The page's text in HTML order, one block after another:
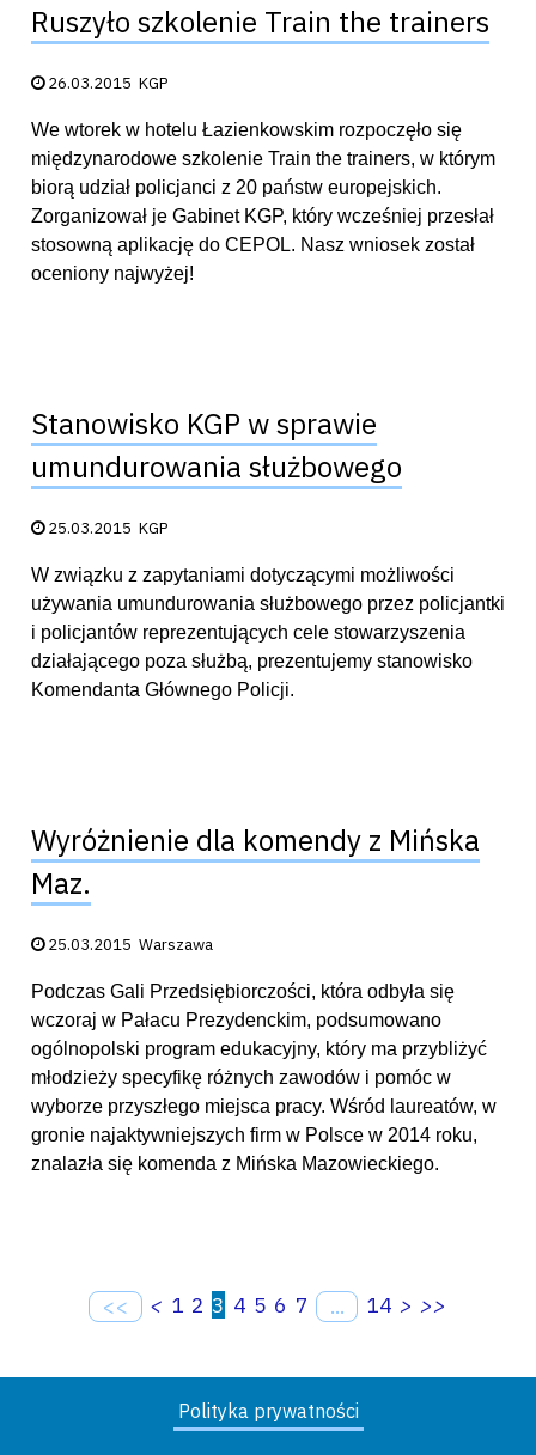
Ruszyło szkolenie Train the trainers
Data publikacji:
26.03.2015 KGP
We wtorek w hotelu Łazienkowskim rozpoczęło się
międzynarodowe szkolenie Train the trainers, w którym
biorą udział policjanci z 20 państw europejskich.
Zorganizował je Gabinet KGP, który wcześniej przesłał
stosowną aplikację do CEPOL. Nasz wniosek został
oceniony najwyżej!
Stanowisko KGP w sprawie
umundurowania służbowego
Data publikacji:
25.03.2015 KGP
W związku z zapytaniami dotyczącymi możliwości
używania umundurowania służbowego przez policjantki
i policjantów reprezentujących cele stowarzyszenia
działającego poza służbą, prezentujemy stanowisko
Komendanta Głównego Policji.
Wyróżnienie dla komendy z Mińska
Maz.
Data publikacji:
25.03.2015 Warszawa
Podczas Gali Przedsiębiorczości, która odbyła się
wczoraj w Pałacu Prezydenckim, podsumowano
ogólnopolski program edukacyjny, który ma przybliżyć
młodzieży specyfikę różnych zawodów i pomóc w
wyborze przyszłego miejsca pracy. Wśród laureatów, w
gronie najaktywniejszych firm w Polsce w 2014 roku,
znalazła się komenda z Mińska Mazowieckiego.
<< < 1 2 3 4 5 6 7 ... 14 > >>
Polityka prywatności